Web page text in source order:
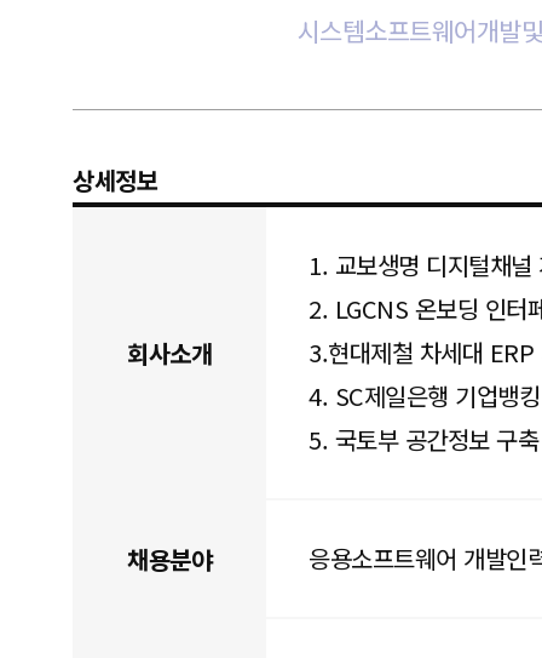
시스템소프트웨어개발
상세정보
회사소개
1. 교보생명 디지털채널
2. LGCNS 온보딩 인터
3.현대제철 차세대 ERP
4. SC제일은행 기업뱅
5. 국토부 공간정보 구
채용분야 응용소프트웨어 개발인